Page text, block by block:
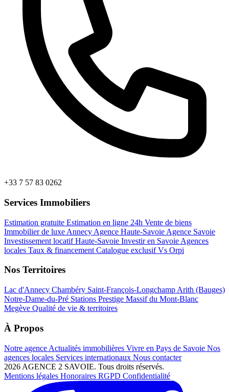
+33 7 57 83 0262
Services Immobiliers
Estimation gratuite Estimation en ligne 24h Vente de biens
Immobilier de luxe Annecy Agence Haute-Savoie Agence Savoie
Investissement locatif Haute-Savoie Investir en Savoie Agences
locales Taux & financement Catalogue exclusifVs Orpi
Nos Territoires
Lac d'Annecy Chambéry Saint-François-Longchamp Arith (Bauges)
Notre-Dame-du-Pré Stations Prestige Massif du Mont-Blanc
Megève Qualité de vie & territoires
À Propos
Notre agence Actualités immobilières Vivre en Pays de Savoie Nos
agences locales Services internationaux Nous contacter
2026 AGENCE 2 SAVOIE. Tous droits réservés.
Mentions légales Honoraires RGPD Confidentialité